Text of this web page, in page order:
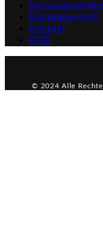
Nutzungsrechte
Rückgaberecht
Kontakt
AGB
© 2024 Alle